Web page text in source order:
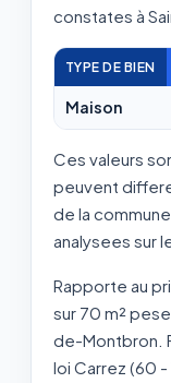
constates à
TYPE DE BIEN
Maison
Ces valeurs
peuvent
de la
analysees sur
Rapporte au
sur 70 m²
de-Montbron.
loi Carrez (60